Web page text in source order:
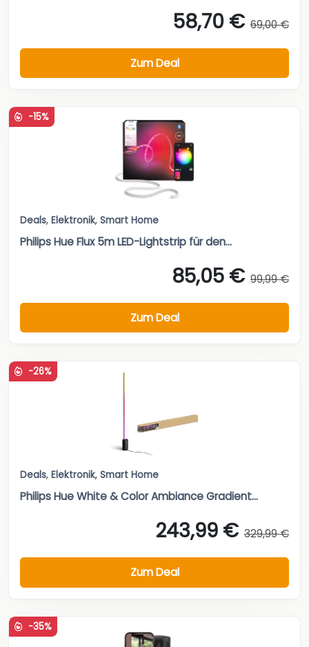
58,70 € 69,00 €
Zum Deal
-15%
Deals, Elektronik, Smart Home
Philips Hue Flux 5m LED-Lightstrip für den...
85,05 € 99,99 €
Zum Deal
-26%
Deals, Elektronik, Smart Home
Philips Hue White & Color Ambiance Gradient...
243,99 € 329,99 €
Zum Deal
-35%